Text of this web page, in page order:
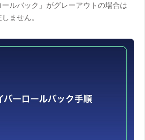
ルバック」がグレーアウトの場合は
ません。